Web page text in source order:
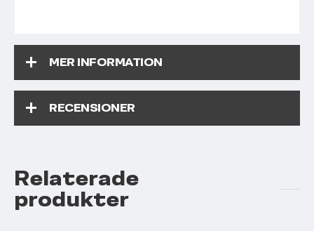
MER INFORMATION
RECENSIONER
Relaterade
produkter